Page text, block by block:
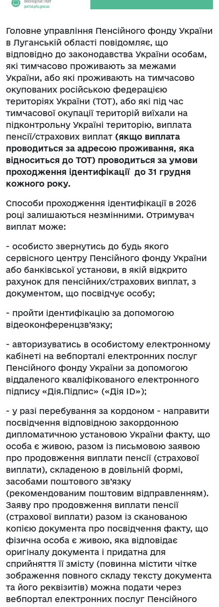
Головне управління Пенсійного фонду України
в Луганській області повідомляє, що
відповідно до законодавства України особам,
які тимчасово проживають за межами
України, або які проживають на тимчасово
окупованих російською федерацією
територіях України (ТОТ), або які під час
тимчасової окупації територій виїхали на
підконтрольну Україні територію, виплата
пенсії/страхових виплат (якщо виплата
проводиться за адресою проживання, яка
відноситься до ТОТ) проводиться за умови
проходження ідентифікації до 31 грудня
кожного року.
Способи проходження ідентифікації в 2026
році залишаються незмінними. Отримувач
виплат може:
- особисто звернутись до будь якого
сервісного центру Пенсійного фонду України
або банківської установи, в якій відкрито
рахунок для пенсійних/страхових виплат, з
документом, що посвідчує особу;
- пройти ідентифікацію за допомогою
відеоконференцзв’язку;
- авторизуватись в особистому електронному
кабінеті на вебпорталі електронних послуг
Пенсійного фонду України за допомогою
віддаленого кваліфікованого електронного
підпису «Дія.Підпис» («Дія ID»);
- у разі перебування за кордоном - направити
посвідчення відповідною закордонною
дипломатичною установою України факту, що
особа є живою, разом із письмовою заявою
про продовження виплати пенсії (страхової
виплати), складеною в довільній формі,
засобами поштового зв’язку
(рекомендованим поштовим відправленням).
Заяву про продовження виплати пенсії
(страхової виплати) разом із сканованою
копією документа про посвідчення факту, що
фізична особа є живою, яка відповідає
оригіналу документа і придатна для
сприйняття її змісту (повинна містити чітке
зображення повного складу тексту документа
та його реквізитів) можна подати через
вебпортал електронних послуг Пенсійного